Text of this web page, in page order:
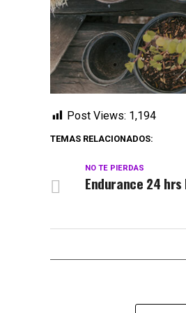
Post Views: 1,194
TEMAS RELACIONADOS:
NO TE PIERDAS
Endurance 24